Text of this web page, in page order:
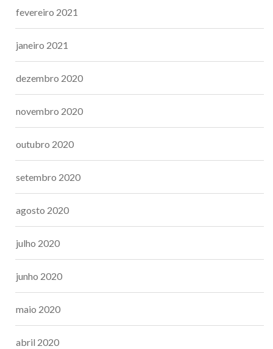
fevereiro 2021
janeiro 2021
dezembro 2020
novembro 2020
outubro 2020
setembro 2020
agosto 2020
julho 2020
junho 2020
maio 2020
abril 2020